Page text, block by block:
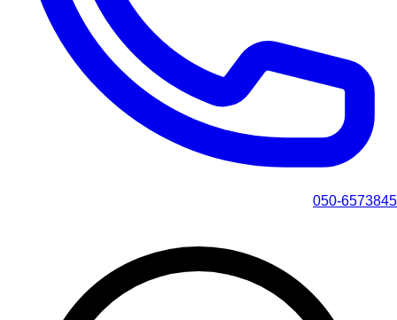
050-6573845